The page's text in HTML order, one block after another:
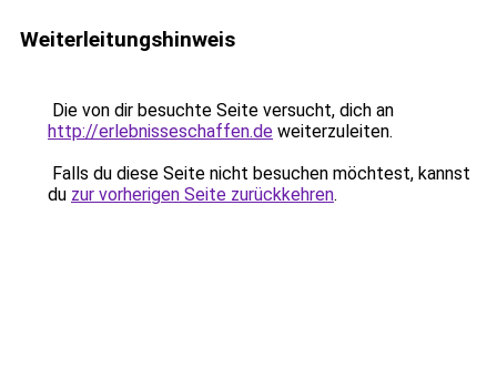
Weiterleitungshinweis
Die von dir besuchte Seite versucht, dich an
http://erlebnisseschaffen.de weiterzuleiten.
Falls du diese Seite nicht besuchen möchtest, kannst
du zur vorherigen Seite zurückkehren.